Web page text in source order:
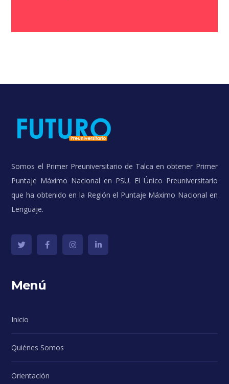
Somos el Primer Preuniversitario de Talca en obtener Primer
Puntaje Máximo Nacional en PSU. El Único Preuniversitario
que ha obtenido en la Región el Puntaje Máximo Nacional en
Lenguaje.
Menú
Inicio
Quiénes Somos
Orientación